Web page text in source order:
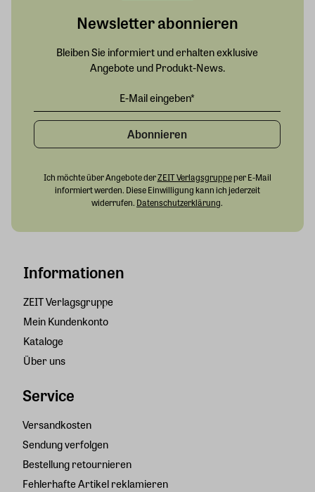
Informationen
ZEIT Verlagsgruppe
Mein Kundenkonto
Kataloge
Über uns
Service
Versandkosten
Sendung verfolgen
Bestellung retournieren
Fehlerhafte Artikel reklamieren
Newsletter abonnieren
Bleiben Sie informiert und erhalten exklusive
Angebote und Produkt-News.
Abonnieren
Ich möchte über Angebote derZEIT Verlagsgruppeper E-Mail
informiert werden. Diese Einwilligung kann ich jederzeit
widerrufen. Datenschutzerklärung.